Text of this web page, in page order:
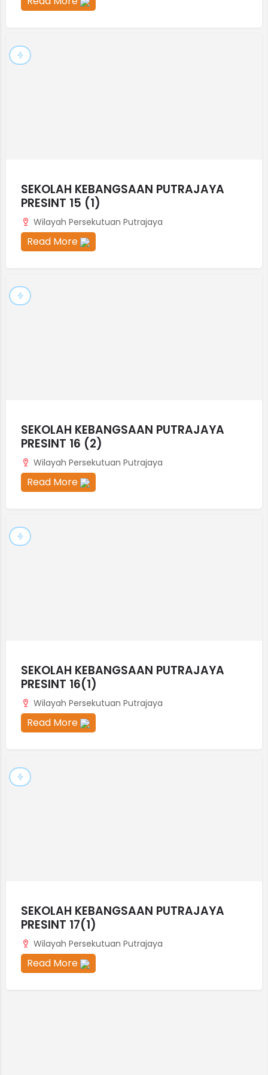
SEKOLAH KEBANGSAAN PUTRAJAYA
PRESINT 15 (1)
Wilayah Persekutuan Putrajaya
Read More
SEKOLAH KEBANGSAAN PUTRAJAYA
PRESINT 16 (2)
Wilayah Persekutuan Putrajaya
Read More
SEKOLAH KEBANGSAAN PUTRAJAYA
PRESINT 16(1)
Wilayah Persekutuan Putrajaya
Read More
SEKOLAH KEBANGSAAN PUTRAJAYA
PRESINT 17(1)
Wilayah Persekutuan Putrajaya
Read More